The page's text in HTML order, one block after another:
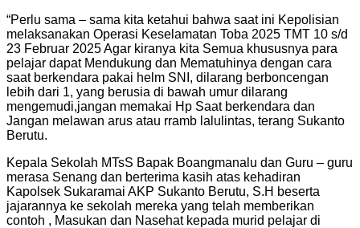
“Perlu sama – sama kita ketahui bahwa saat ini Kepolisian
melaksanakan Operasi Keselamatan Toba 2025 TMT 10 s/d
23 Februar 2025 Agar kiranya kita Semua khususnya para
pelajar dapat Mendukung dan Mematuhinya dengan cara
saat berkendara pakai helm SNI, dilarang berboncengan
lebih dari 1, yang berusia di bawah umur dilarang
mengemudi,jangan memakai Hp Saat berkendara dan
Jangan melawan arus atau rramb lalulintas, terang Sukanto
Berutu.
Kepala Sekolah MTsS Bapak Boangmanalu dan Guru – guru
merasa Senang dan berterima kasih atas kehadiran
Kapolsek Sukaramai AKP Sukanto Berutu, S.H beserta
jajarannya ke sekolah mereka yang telah memberikan
contoh , Masukan dan Nasehat kepada murid pelajar di